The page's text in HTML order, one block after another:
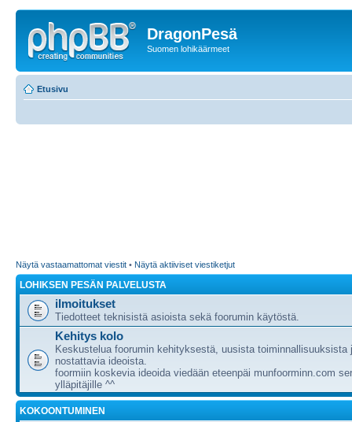
DragonPesä
Suomen lohikäärmeet
Etusivu
Näytä vastaamattomat viestit • Näytä aktiiviset viestiketjut
LOHIKSEN PESÄN PALVELUSTA
ilmoitukset
Tiedotteet teknisistä asioista sekä foorumin käytöstä.
Kehitys kolo
Keskustelua foorumin kehityksestä, uusista toiminnallisuuksista
nostattavia ideoista.
foormiin koskevia ideoida viedään eteenpäi munfoorminn.com
ylläpitäjille ^^
KOKOONTUMINEN